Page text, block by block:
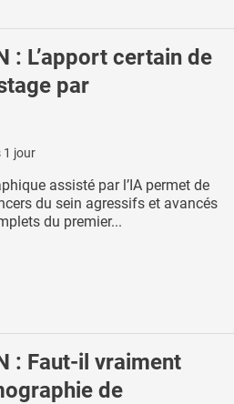
: L’apport certain de
par
1 jour
assisté par l’IA permet de
du sein agressifs et avancés
du premier...
: Faut-il vraiment
de